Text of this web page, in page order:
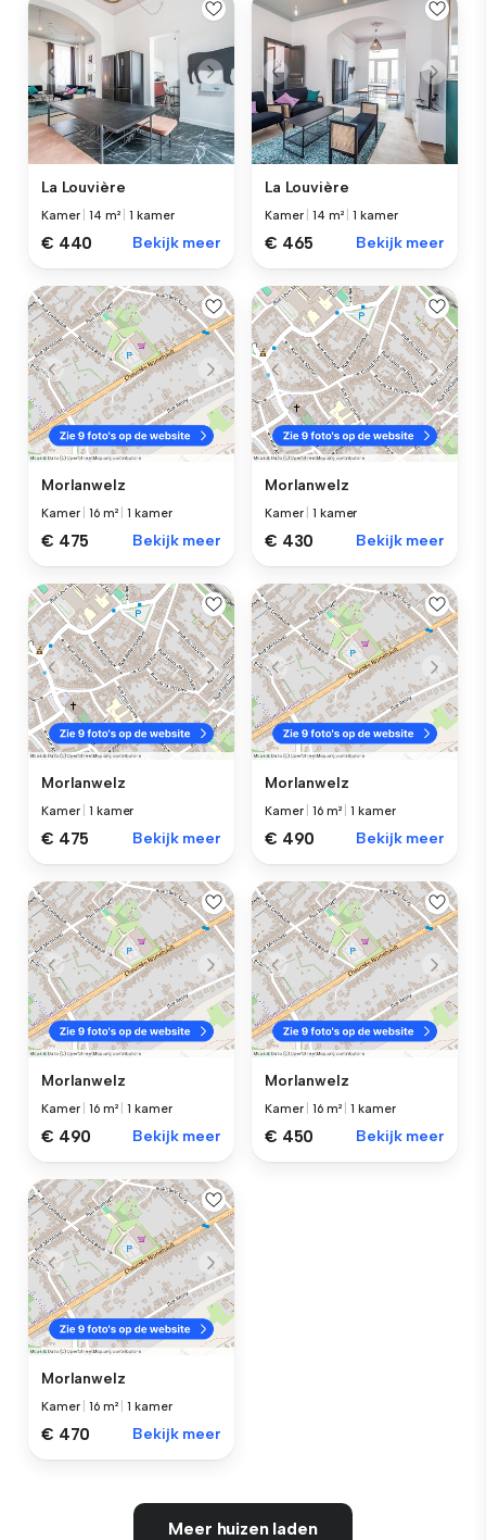
La Louvière
Kamer |14 m² |1 kamer
€ 440 Bekijk meer
La Louvière
Kamer |14 m² |1 kamer
€ 465 Bekijk meer
Morlanwelz
Kamer |16 m² |1 kamer
€ 475 Bekijk meer
Morlanwelz
Kamer |1 kamer
€ 430 Bekijk meer
Morlanwelz
Kamer |1 kamer
€ 475 Bekijk meer
Morlanwelz
Kamer |16 m² |1 kamer
€ 490 Bekijk meer
Morlanwelz
Kamer |16 m² |1 kamer
€ 490 Bekijk meer
Morlanwelz
Kamer |16 m² |1 kamer
€ 450 Bekijk meer
Morlanwelz
Kamer |16 m² |1 kamer
€ 470 Bekijk meer
Meer huizen laden